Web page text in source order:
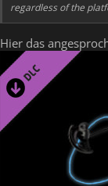
regardless of the
Hier das